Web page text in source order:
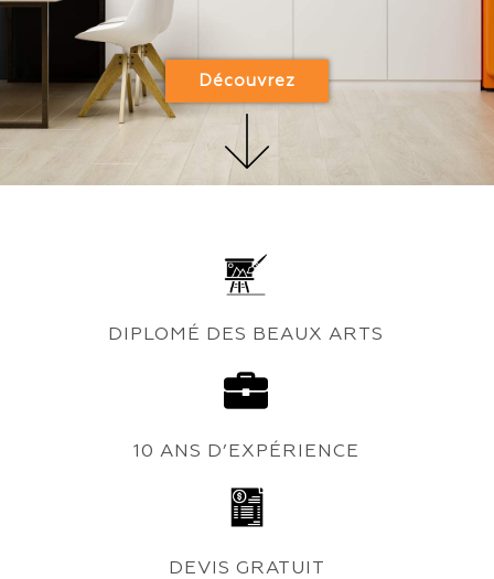
Découvrez
DIPLOMÉ DES BEAUX ARTS
10 ANS D’EXPÉRIENCE
DEVIS GRATUIT